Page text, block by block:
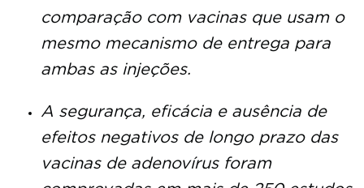
comparação com vacinas que usam o
mesmo mecanismo de entrega para
ambas as injeções.
A segurança, eficácia e ausência de
efeitos negativos de longo prazo das
vacinas de adenovírus foram